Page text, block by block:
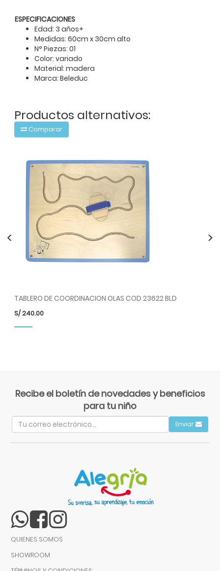
ESPECIFICACIONES
Edad: 3 años+
Medidas: 60cm x 30cm alto
N° Piezas: 01
Color: variado
Material: madera
Marca: Beleduc
Productos alternativos:
Comparar
TABLERO DE COORDINACION OLAS COD 23622 BLD
S/240.00
< >
Recibe el boletín de novedades y beneficios
para tu niño
Enviar
QUIENES SOMOS
SHOWROOM